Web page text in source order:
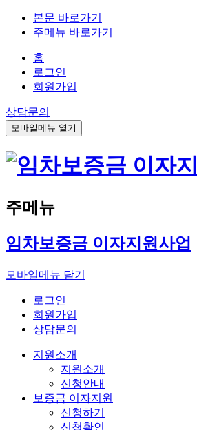
본문 바로가기
주메뉴 바로가기
홈
로그인
회원가입
상담문의
모바일메뉴 열기
주메뉴
임차보증금 이자지원사업
모바일메뉴 닫기
로그인
회원가입
상담문의
지원소개
지원소개
신청안내
보증금 이자지원
신청하기
신청확인